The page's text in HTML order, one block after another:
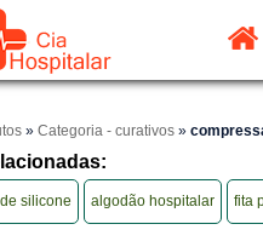
» Categoria - curativos »
silicone algodão hospitalar fita